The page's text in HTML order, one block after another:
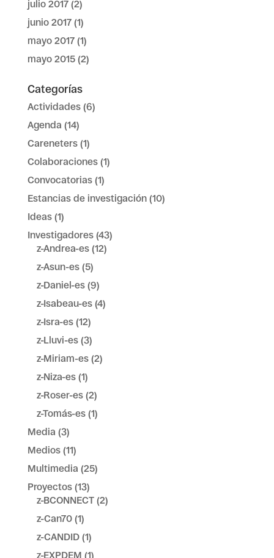
julio 2017(2)
junio 2017(1)
mayo 2017(1)
mayo 2015(2)
Categorías
Actividades(6)
Agenda (14)
Careneters(1)
Colaboraciones(1)
Convocatorias(1)
Estancias de investigación(10)
Ideas(1)
Investigadores(43)
z-Andrea-es(12)
z-Asun-es(5)
z-Daniel-es(9)
z-Isabeau-es(4)
z-Isra-es(12)
z-Lluvi-es(3)
z-Miriam-es(2)
z-Niza-es(1)
z-Roser-es(2)
z-Tomás-es(1)
Media (3)
Medios(11)
Multimedia (25)
Proyectos(13)
z-BCONNECT(2)
z-Can70(1)
z-CANDID(1)
z-EXPDEM (1)